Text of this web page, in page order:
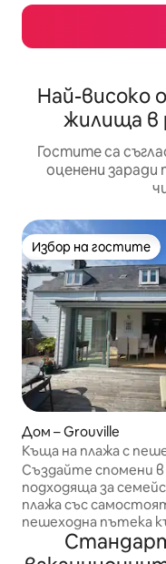
Най-високо
жилища в
Гостите са
оценени
Избор на гостите
Избор на гостите
Дом – Grouville
Къща на плажа с
до плажа
Създайте спомени в
подходяща за
плажа със
пешеходна пътека
секунди. Тази терасовидна къща ще
осигури чудесно